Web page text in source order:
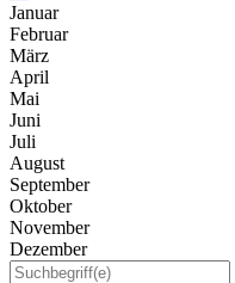
Januar
Februar
März
April
Mai
Juni
Juli
August
September
Oktober
November
Dezember